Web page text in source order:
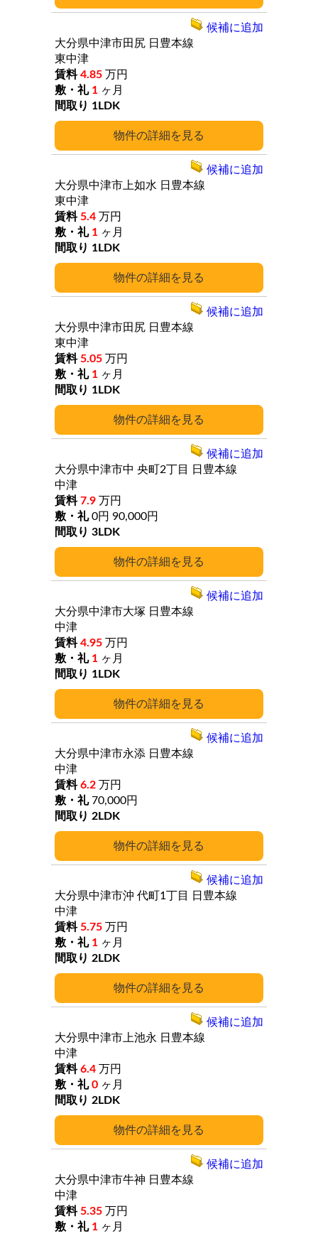
詳細
大分県中津市田尻 日豊本線
東中津
4.85 万円
1 ヶ月
1LDK
候補に追加
詳細
大分県中津市上如水 日豊本線
東中津
5.4 万円
1 ヶ月
1LDK
候補に追加
詳細
大分県中津市田尻 日豊本線
東中津
5.05 万円
1 ヶ月
1LDK
候補に追加
詳細
大分県中津市中 央町2丁目
日豊本線
中津
7.9 万円
0円 90,000円
3LDK
候補に追加
詳細
大分県中津市大塚 日豊本線
中津
4.95 万円
1 ヶ月
1LDK
候補に追加
詳細
大分県中津市永添 日豊本線
中津
6.2 万円
70,000円
2LDK
候補に追加
詳細
大分県中津市沖 代町1丁目
日豊本線
中津
5.75 万円
1 ヶ月
2LDK
候補に追加
詳細
大分県中津市上池永 日豊本線
中津
6.4 万円
0 ヶ月
2LDK
候補に追加
大分県中津市牛神 日豊本線
中津
5.35 万円
1 ヶ月
候補に追加